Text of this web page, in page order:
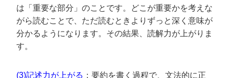
は「重要な部分」のことです。どこが重要かを考えな
がら読むことで、ただ読むときよりずっと深く意味が
分かるようになります。その結果、読解力が上がりま
す。
(3)記述力が上がる ：要約を書く過程で、文法的に正